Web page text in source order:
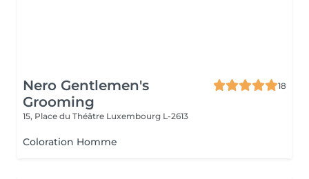
Nero Gentlemen's
Grooming
18
15, Place du Théâtre Luxembourg L-2613
Coloration Homme